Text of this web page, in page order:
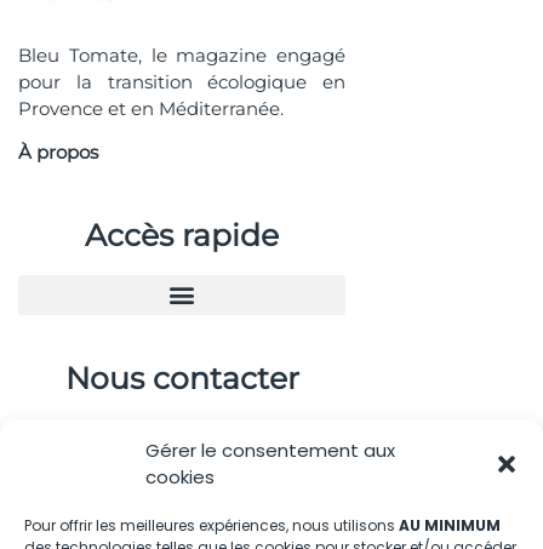
Gérer le consentement aux
cookies
Pour offrir les meilleures expériences, nous utilisons AU MINIMUM
Bleu Tomate, le magazine engagé
pour la transition écologique en
Provence et en Méditerranée.
À propos
Accès rapide
Nous contacter
contactBT@bleu-tomate.fr
Kit média